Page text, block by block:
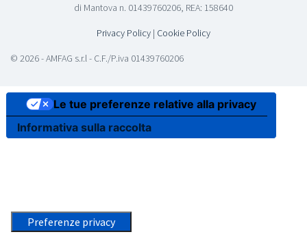
di Mantova n. 01439760206, REA: 158640
Privacy Policy | Cookie Policy
© 2026 - AMFAG s.r.l - C.F./P.iva 01439760206
Informativa sulla raccolta
Le tue preferenze relative alla privacy